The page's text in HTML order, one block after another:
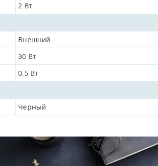
2 Вт
Внешний
30 Вт
0.5 Вт
Черный